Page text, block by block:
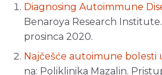
Diagnosing Autoimmune
Benaroya Research
prosinca 2020.
Najčešće autoimune bolesti
na: Poliklinika Mazalin.